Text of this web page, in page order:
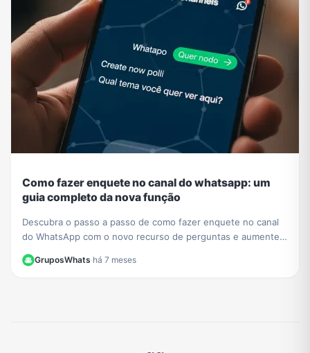
Como fazer enquete no canal do whatsapp: um
guia completo da nova função
Descubra o passo a passo de como fazer enquete no canal
do WhatsApp com o novo recurso de perguntas e aumente a
GruposWhats·há 7 meses